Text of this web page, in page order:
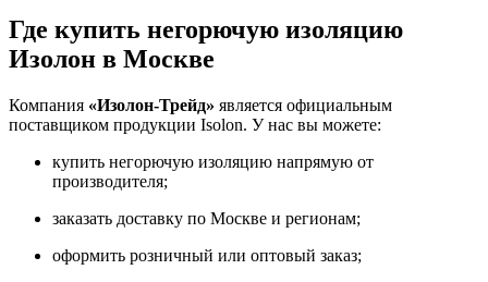
Где купить негорючую изоляцию
Изолон в Москве
Компания «Изолон-Трейд» является официальным
поставщиком продукции Isolon. У нас вы можете:
купить негорючую изоляцию напрямую от
производителя;
заказать доставку по Москве и регионам;
оформить розничный или оптовый заказ;